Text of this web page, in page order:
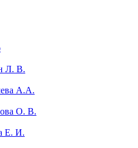
Л. В.
А.А.
О. В.
Е. И.